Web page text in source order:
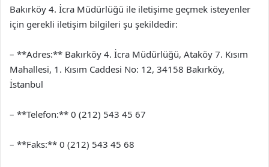
Bakırköy 4. İcra Müdürlüğü ile iletişime geçmek isteyenler
için gerekli iletişim bilgileri şu şekildedir:
– **Adres:** Bakırköy 4. İcra Müdürlüğü, Ataköy 7. Kısım
Mahallesi, 1. Kısım Caddesi No: 12, 34158 Bakırköy,
İstanbul
– **Telefon:** 0 (212) 543 45 67
– **Faks:** 0 (212) 543 45 68